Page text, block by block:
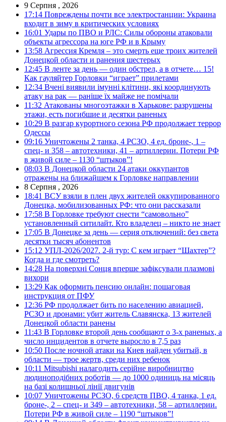
9 Серпня , 2026
17:14 Повреждены почти все электростанции: Украина
входит в зиму в критических условиях
16:01 Удары по ПВО и РЛС: Силы обороны атаковали
объекты агрессора на юге РФ и в Крыму
13:58 Агрессия Кремля – это смерть еще троих жителей
Донецкой области и ранения шестерых
12:45 В ленте за день — один обстрел, а в отчете… 15!
Как гауляйтер Горловки “играет” прилетами
12:34 Вчені виявили імунні клітини, які координують
атаку на рак — раніше їх майже не помічали
11:32 Атакованы многоэтажки в Харькове: разрушены
этажи, есть погибшие и десятки раненых
10:29 В разгар курортного сезона РФ продолжает террор
Одессы
09:16 Уничтожены 2 танка, 4 РСЗО, 4 ед. броне-, 1 –
спец- и 358 – автотехники, 41 – артиллерии. Потери РФ
в живой силе – 1130 “штыков”!
08:03 В Донецкой области 24 атаки оккупантов
отражены на ближайшем к Горловке направлении
8 Серпня , 2026
18:41 ВСУ взяли в плен двух жителей оккупированного
Донецка, мобилизованных РФ: что они рассказали
17:58 В Горловке требуют снести “самовольно”
установленный ситилайт. Кто владелец – никто не знает
17:05 В Донецке за день — серия отключений: без света
десятки тысяч абонентов
15:12 УПЛ-2026/2027. 2-й тур: С кем играет “Шахтер”?
Когда и где смотреть?
14:28 На поверхні Сонця вперше зафіксували плазмові
вихори
13:29 Как оформить пенсию онлайн: пошаговая
инструкция от ПФУ
12:36 РФ продолжает бить по населению авиацией,
РСЗО и дронами: убит житель Славянска, 13 жителей
Донецкой области ранены
11:43 В Горловке второй день сообщают о 3-х раненых, а
число инцидентов в отчете выросло в 7,5 раз
10:50 После ночной атаки на Киев найден убитый, в
области — трое жертв, среди них ребенок
10:11 Mitsubishi налагодить серійне виробництво
людиноподібних роботів — до 1000 одиниць на місяць
на базі колишньої лінії двигунів
10:07 Уничтожены РСЗО, 6 средств ПВО, 4 танка, 1 ед.
броне-, 2 – спец- и 349 – автотехники, 58 – артиллерии.
Потери РФ в живой силе – 1190 “штыков”!